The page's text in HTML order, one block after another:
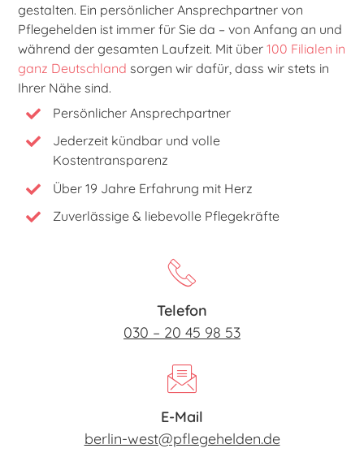
gestalten. Ein persönlicher Ansprechpartner von
Pflegehelden ist immer für Sie da – von Anfang an und
während der gesamten Laufzeit. Mit über100 Filialen in
ganz Deutschland sorgen wir dafür, dass wir stets in
Ihrer Nähe sind.
Persönlicher Ansprechpartner
Jederzeit kündbar und volle
Kostentransparenz
Über 19 Jahre Erfahrung mit Herz
Zuverlässige & liebevolle Pflegekräfte
Telefon
030 – 20 45 98 53
E-Mail
berlin-west@pflegehelden.de